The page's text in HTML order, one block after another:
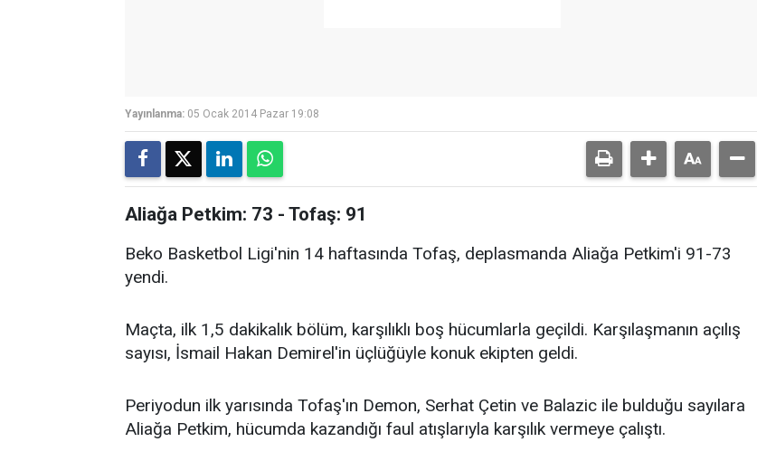
Yayınlanma: 05 Ocak 2014 Pazar 19:08
Aliağa Petkim: 73 - Tofaş: 91
Beko Basketbol Ligi'nin 14 haftasında Tofaş, deplasmanda Aliağa Petkim'i 91-73
yendi.
Maçta, ilk 1,5 dakikalık bölüm, karşılıklı boş hücumlarla geçildi. Karşılaşmanın açılış
sayısı, İsmail Hakan Demirel'in üçlüğüyle konuk ekipten geldi.
Periyodun ilk yarısında Tofaş'ın Demon, Serhat Çetin ve Balazic ile bulduğu sayılara
Aliağa Petkim, hücumda kazandığı faul atışlarıyla karşılık vermeye çalıştı.